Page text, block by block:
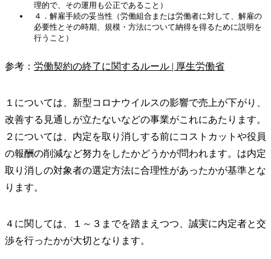
理的で、その運用も公正であること）
４．解雇手続の妥当性（労働組合または労働者に対して、解雇の
必要性とその時期、規模・方法について納得を得るために説明を
行うこと）
参考： 労働契約の終了に関するルール | 厚生労働省
１については、新型コロナウイルスの影響で売上が下がり、
改善する見通しが立たないなどの事業がこれにあたります。
２については、内定を取り消しする前にコストカットや役員
の報酬の削減など努力をしたかどうかが問われます。は内定
取り消しの対象者の選定方法に合理性があったかが基準とな
ります。
４に関しては、１～３までを踏まえつつ、誠実に内定者と交
渉を行ったかが大切となります。